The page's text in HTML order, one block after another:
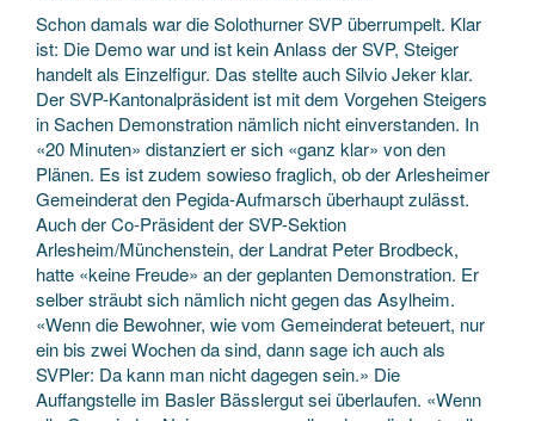
Schon damals war die Solothurner SVP überrumpelt. Klar
ist: Die Demo war und ist kein Anlass der SVP, Steiger
handelt als Einzelfigur. Das stellte auch Silvio Jeker klar.
Der SVP-Kantonalpräsident ist mit dem Vorgehen Steigers
in Sachen Demonstration nämlich nicht einverstanden. In
«20 Minuten» distanziert er sich «ganz klar» von den
Plänen. Es ist zudem sowieso fraglich, ob der Arlesheimer
Gemeinderat den Pegida-Aufmarsch überhaupt zulässt.
Auch der Co-Präsident der SVP-Sektion
Arlesheim/Münchenstein, der Landrat Peter Brodbeck,
hatte «keine Freude» an der geplanten Demonstration. Er
selber sträubt sich nämlich nicht gegen das Asylheim.
«Wenn die Bewohner, wie vom Gemeinderat beteuert, nur
ein bis zwei Wochen da sind, dann sage ich auch als
SVPler: Da kann man nicht dagegen sein.» Die
Auffangstelle im Basler Bässlergut sei überlaufen. «Wenn